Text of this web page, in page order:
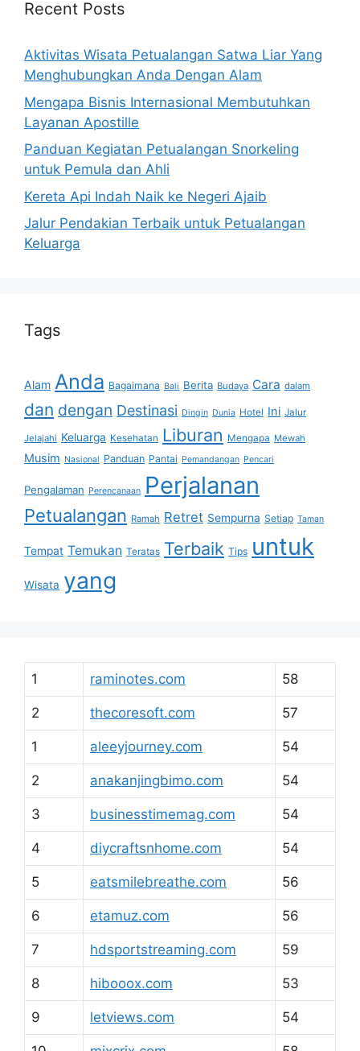
Recent Posts
Aktivitas Wisata Petualangan Satwa Liar Yang
Menghubungkan Anda Dengan Alam
Mengapa Bisnis Internasional Membutuhkan
Layanan Apostille
Panduan Kegiatan Petualangan Snorkeling
untuk Pemula dan Ahli
Kereta Api Indah Naik ke Negeri Ajaib
Jalur Pendakian Terbaik untuk Petualangan
Keluarga
Tags
Alam Anda Bagaimana Bali Berita Budaya Cara dalam
dan dengan Destinasi Dingin Dunia Hotel Ini Jalur
Jelajahi Keluarga Kesehatan Liburan Mengapa Mewah
Musim Nasional Panduan Pantai Pemandangan Pencari
Pengalaman Perencanaan Perjalanan
Petualangan Ramah Retret Sempurna Setiap Taman
Tempat Temukan Teratas Terbaik Tips untuk
Wisata yang
1 raminotes.com 58
2 thecoresoft.com 57
1 aleeyjourney.com 54
2 anakanjingbimo.com 54
3 businesstimemag.com 54
4 diycraftsnhome.com 54
5 eatsmilebreathe.com 56
6 etamuz.com 56
7 hdsportstreaming.com 59
8 hibooox.com 53
9 letviews.com 54